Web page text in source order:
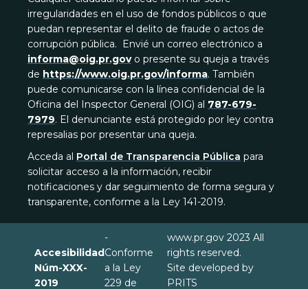
irregularidades en el uso de fondos públicos o que
puedan representar el delito de fraude o actos de
corrupción pública. Envié un correo electrónico a
informa@oig.pr.govo presente su queja a través
de https://www.oig.pr.gov/informa. También
puede comunicarse con la línea confidencial de la
Oficina del Inspector General (OIG) al 787-679-
7979. El denunciante está protegido por ley contra
represalias por presentar una queja.
Acceda al Portal de Transparencia Pública para
solicitar acceso a la información, recibir
notificaciones y dar seguimiento de forma segura y
transparente, conforme a la Ley 141-2019.
Accesibilidad
Núm-XXX-
2019
-
Conforme
a la Ley
229 de
www.pr.gov 2023 All
rights reserved.
Site developed by
PRITS